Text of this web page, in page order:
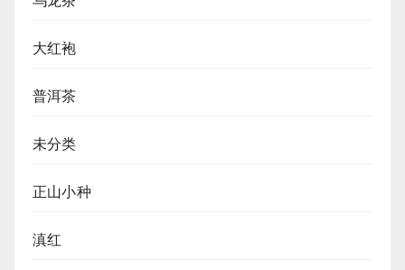
大红袍
普洱茶
未分类
正山小种
滇红